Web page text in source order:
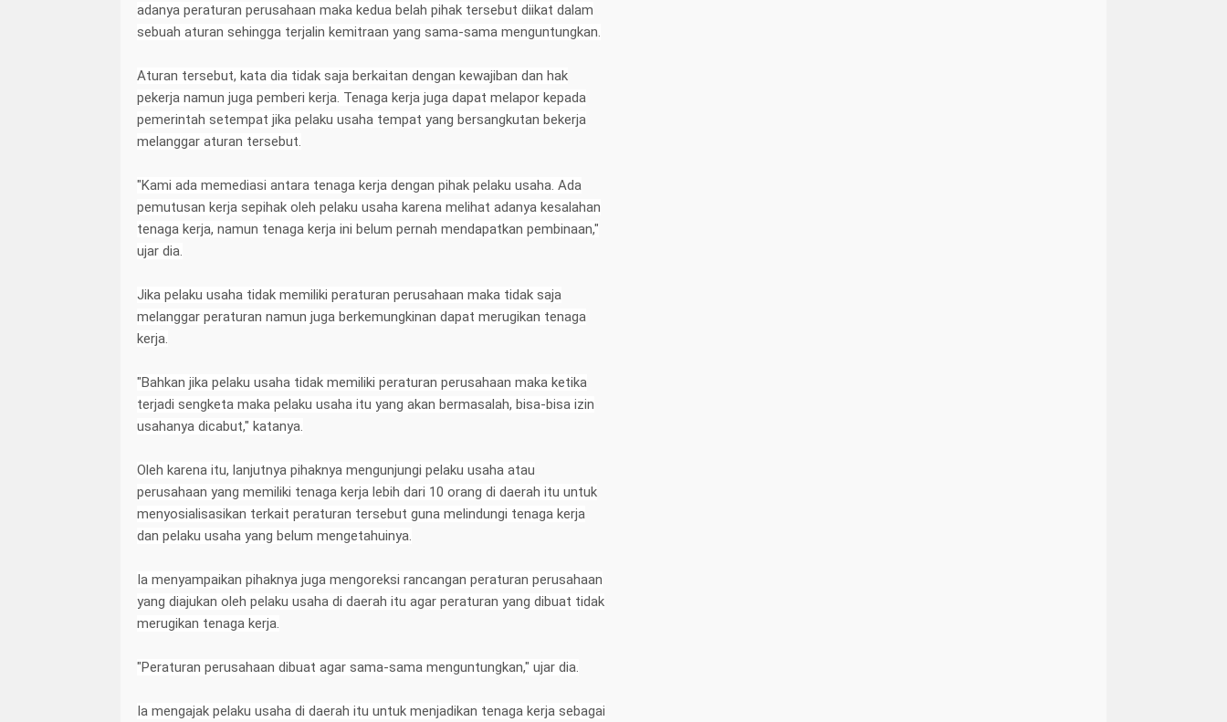
adanya peraturan perusahaan maka kedua belah pihak tersebut diikat dalam
sebuah aturan sehingga terjalin kemitraan yang sama-sama menguntungkan.
Aturan tersebut, kata dia tidak saja berkaitan dengan kewajiban dan hak
pekerja namun juga pemberi kerja. Tenaga kerja juga dapat melapor kepada
pemerintah setempat jika pelaku usaha tempat yang bersangkutan bekerja
melanggar aturan tersebut.
"Kami ada memediasi antara tenaga kerja dengan pihak pelaku usaha. Ada
pemutusan kerja sepihak oleh pelaku usaha karena melihat adanya kesalahan
tenaga kerja, namun tenaga kerja ini belum pernah mendapatkan pembinaan,"
ujar dia.
Jika pelaku usaha tidak memiliki peraturan perusahaan maka tidak saja
melanggar peraturan namun juga berkemungkinan dapat merugikan tenaga
kerja.
"Bahkan jika pelaku usaha tidak memiliki peraturan perusahaan maka ketika
terjadi sengketa maka pelaku usaha itu yang akan bermasalah, bisa-bisa izin
usahanya dicabut," katanya.
Oleh karena itu, lanjutnya pihaknya mengunjungi pelaku usaha atau
perusahaan yang memiliki tenaga kerja lebih dari 10 orang di daerah itu untuk
menyosialisasikan terkait peraturan tersebut guna melindungi tenaga kerja
dan pelaku usaha yang belum mengetahuinya.
Ia menyampaikan pihaknya juga mengoreksi rancangan peraturan perusahaan
yang diajukan oleh pelaku usaha di daerah itu agar peraturan yang dibuat tidak
merugikan tenaga kerja.
"Peraturan perusahaan dibuat agar sama-sama menguntungkan," ujar dia.
Ia mengajak pelaku usaha di daerah itu untuk menjadikan tenaga kerja sebagai